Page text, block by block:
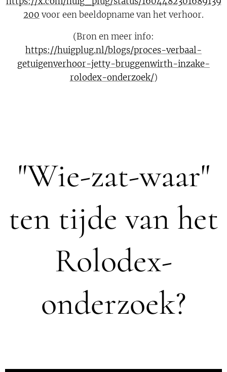
200 voor een beeldopname van het verhoor.
(Bron en meer info:
https://huigplug.nl/blogs/proces-verbaal-
getuigenverhoor-jetty-bruggenwirth-inzake-
rolodex-onderzoek/)
"Wie-zat-waar"
ten tijde van het
Rolodex-
onderzoek?